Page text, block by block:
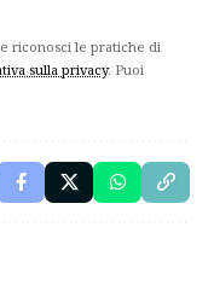
e riconosci le pratiche di
sulla privacy. Puoi